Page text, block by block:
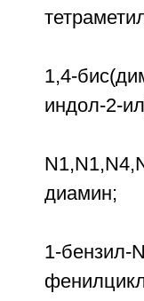
1,4-
индол-2-
диамин;
1-бензил-